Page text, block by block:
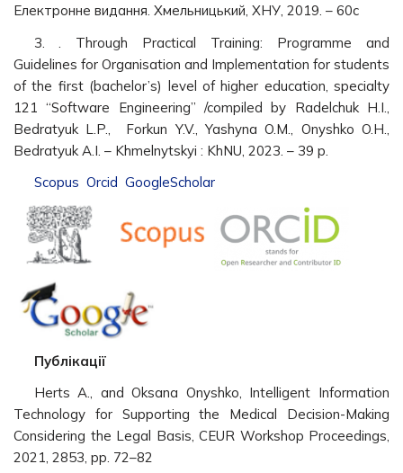
Електронне видання. Хмельницький, ХНУ, 2019. – 60с
3. . Through Practical Training: Programme and
Guidelines for Organisation and Implementation for students
of the first (bachelor’s) level of higher education, specialty
121 “Software Engineering” /compiled by Radelchuk H.I.,
Bedratyuk L.P., Forkun Y.V., Yashyna O.M., Onyshko O.H.,
Bedratyuk A.I. – Khmelnytskyi : KhNU, 2023. – 39 p.
Scopus Orcid GoogleScholar
Публікації
Herts А., and Oksana Onyshko, Intelligent Information
Technology for Supporting the Medical Decision-Making
Considering the Legal Basis, CEUR Workshop Proceedings,
2021, 2853, pp. 72–82